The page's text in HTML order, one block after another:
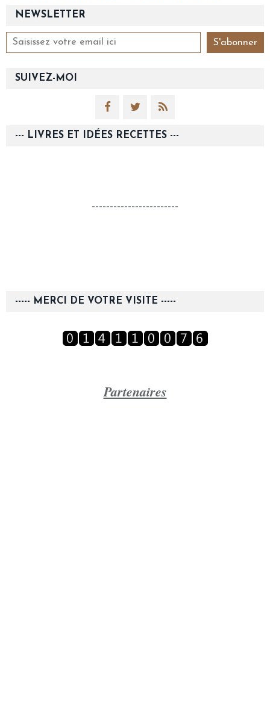
NEWSLETTER
SUIVEZ-MOI
--- LIVRES ET IDÉES RECETTES ---
------------------------
----- MERCI DE VOTRE VISITE -----
Partenaires